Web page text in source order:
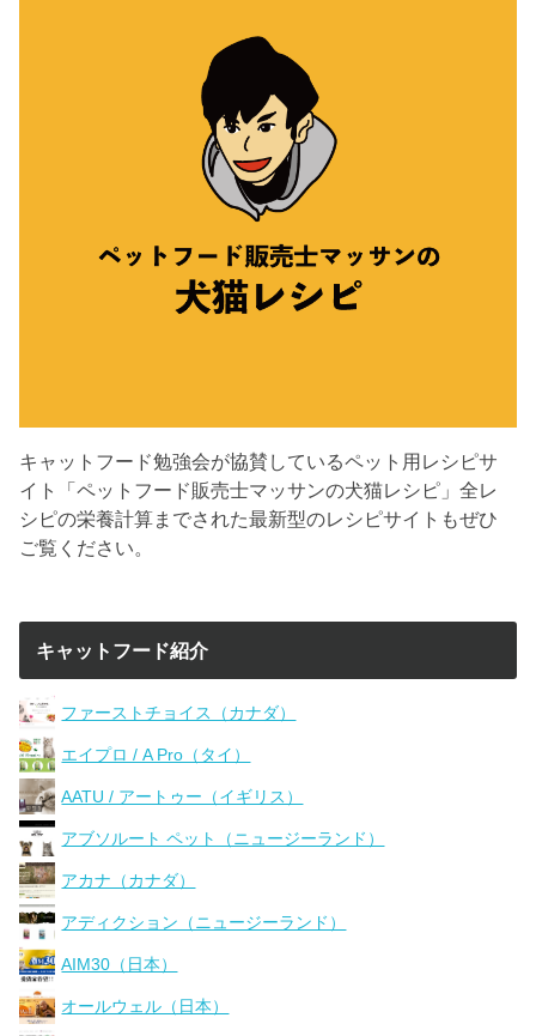
キャットフード勉強会が協賛しているペット用レシピサ
イト「ペットフード販売士マッサンの犬猫レシピ」全レ
シピの栄養計算までされた最新型のレシピサイトもぜひ
ご覧ください。
キャットフード紹介
ファーストチョイス（カナダ）
エイプロ / A Pro（タイ）
AATU / アートゥー（イギリス）
アブソルート ペット（ニュージーランド）
アカナ（カナダ）
アディクション（ニュージーランド）
AIM30（日本）
オールウェル（日本）